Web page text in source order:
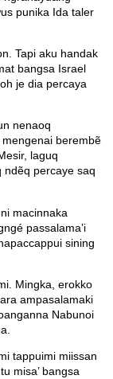
punika Ida taler
Tapi aku handak
bangsa Israel
je dia percaya
nenaoq
berembẽ
laguq
ndẽq percaye saq
macinnaka
passalama’i
sining
Mingka, erokko
ampasalamaki
Nabunoi
tappuimi miissan
misa’ bangsa